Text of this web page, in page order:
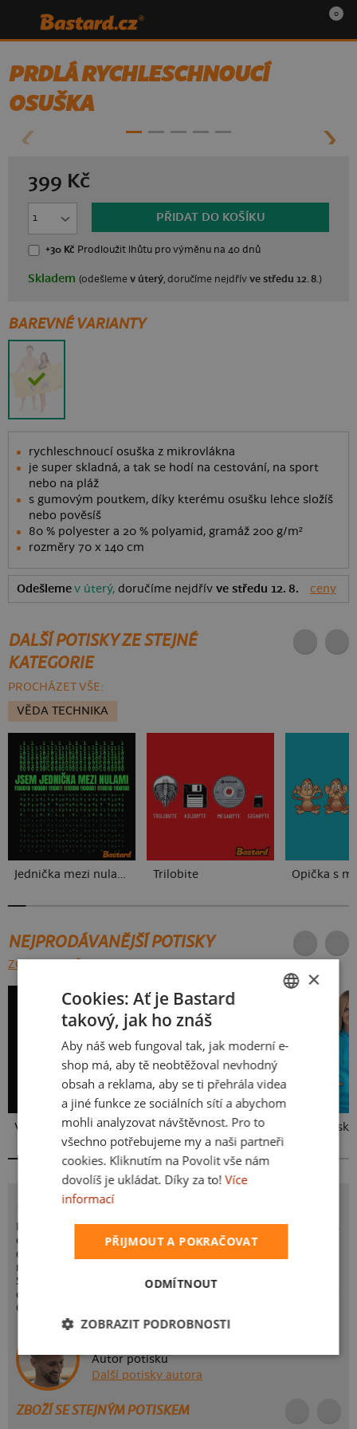
0
PRDLÁ RYCHLESCHNOUCÍ
OSUŠKA
399 Kč
PŘIDAT DO KOŠÍKU
+30 Kč Prodloužit lhůtupro výměnu na 40 dnů
Skladem(odešlemev úterý, doručíme nejdřívve středu 12. 8.)
BAREVNÉ VARIANTY
rychleschnoucí osuška z mikrovlákna
je super skladná, a tak se hodí na cestování, na sport
nebo na pláž
s gumovým poutkem, díky kterému osušku lehce složíš
nebo pověsíš
80 % polyester a 20 % polyamid, gramáž 200 g/m²
rozměry 70 x 140 cm
Odešlemev úterý,doručíme nejdřívve středu 12. 8. ceny
DALŠÍ POTISKY ZE STEJNÉ
KATEGORIE
PROCHÁZET VŠE:
VĚDA TECHNIKA
Jednička mezi nulami Trilobite Opička s
NEJPRODÁVANĚJŠÍ POTISKY
ZOBRAZIT VŠECHNY
Vlastní potisk Kakat-du Bez potisku
POTISK PRDLÁ
Když si jen tak na pohodu visíš v lustru v obýváku, plánuješ
co dneska podnikneš a najednou zavolá kámoška s
dotazem kam vyrazíme? Půjdeme si zablikat na chodbu
nebo to rozsvítíme na parketu v oblíbeným klubu?
Střídavej nebo stejnosměrnej proud se dneska neřeší,
dneska budeme zářit jak zářivky. No není tak trochu prdlá?
Odteď jí najdeš i u nás na triku.
Autor potisku
Další potisky autora
ZBOŽÍ SE STEJNÝM POTISKEM
SLOVAK
×
Cookies: Ať je Bastard
takový, jak ho znáš
Aby náš web fungoval tak, jak moderní e-
shop má, aby tě neobtěžoval nevhodný
obsah a reklama, aby se ti přehrála videa
a jiné funkce ze sociálních sítí a abychom
mohli analyzovat návštěvnost. Pro to
všechno potřebujeme my a naši partneři
cookies. Kliknutím na Povolit vše nám
dovolíš je ukládat. Díky za to! Více
informací
PŘIJMOUT A POKRAČOVAT
ODMÍTNOUT
ZOBRAZIT PODROBNOSTI